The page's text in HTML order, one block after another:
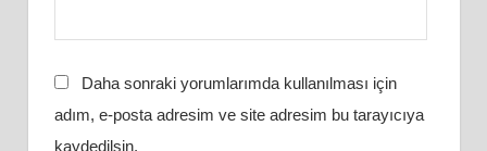
Daha sonraki yorumlarımda kullanılması için
adım, e-posta adresim ve site adresim bu tarayıcıya
kaydedilsin.